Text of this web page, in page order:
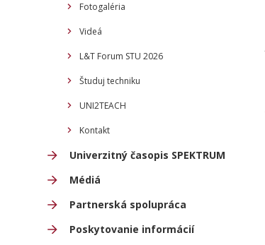
Fotogaléria
Videá
L&T Forum STU 2026
Študuj techniku
UNI2TEACH
Kontakt
Univerzitný časopis SPEKTRUM
Médiá
Partnerská spolupráca
Poskytovanie informácií